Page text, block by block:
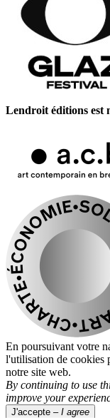
Lendroit éditions est
En poursuivant votre
l'utilisation de cookies
notre site web.
By continuing to use
improve your
J'accepte – I agree